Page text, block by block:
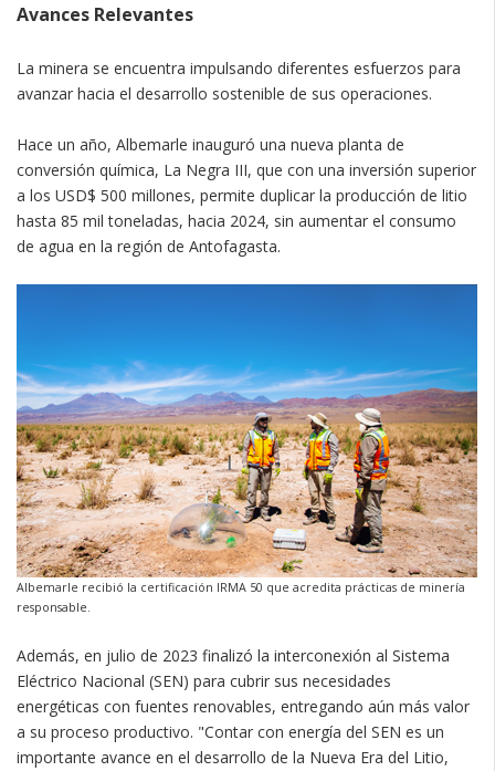
Avances Relevantes
La minera se encuentra impulsando diferentes esfuerzos para
avanzar hacia el desarrollo sostenible de sus operaciones.
Hace un año, Albemarle inauguró una nueva planta de
conversión química, La Negra III, que con una inversión superior
a los USD$ 500 millones, permite duplicar la producción de litio
hasta 85 mil toneladas, hacia 2024, sin aumentar el consumo
de agua en la región de Antofagasta.
Albemarle recibió la certificación IRMA 50 que acredita prácticas de minería
responsable.
Además, en julio de 2023 finalizó la interconexión al Sistema
Eléctrico Nacional (SEN) para cubrir sus necesidades
energéticas con fuentes renovables, entregando aún más valor
a su proceso productivo. "Contar con energía del SEN es un
importante avance en el desarrollo de la Nueva Era del Litio,